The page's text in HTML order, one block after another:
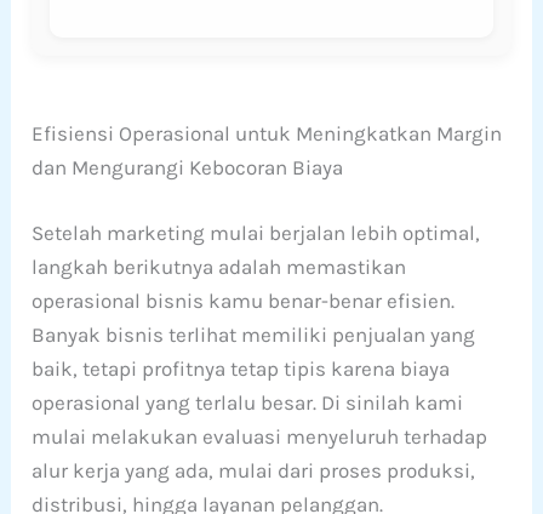
Efisiensi Operasional untuk Meningkatkan Margin
dan Mengurangi Kebocoran Biaya
Setelah marketing mulai berjalan lebih optimal,
langkah berikutnya adalah memastikan
operasional bisnis kamu benar-benar efisien.
Banyak bisnis terlihat memiliki penjualan yang
baik, tetapi profitnya tetap tipis karena biaya
operasional yang terlalu besar. Di sinilah kami
mulai melakukan evaluasi menyeluruh terhadap
alur kerja yang ada, mulai dari proses produksi,
distribusi, hingga layanan pelanggan.